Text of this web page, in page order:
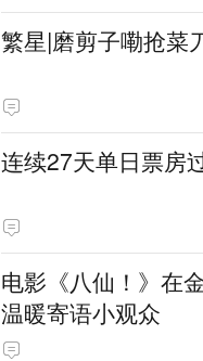
繁星|磨剪子嘞抢菜
连续27天单日票房
电影《八仙！》在
温暖寄语小观众